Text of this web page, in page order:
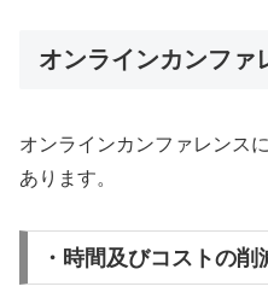
オンラインカンファ
オンラインカンファレンス
あります。
・時間及びコストの削